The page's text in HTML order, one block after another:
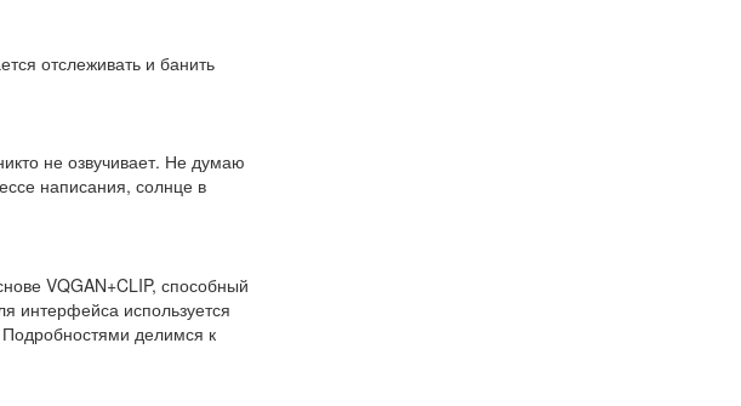
отслеживать и банить
не озвучивает. Не думаю
написания, солнце в
VQGAN+CLIP, способный
интерфейса используется
делимся к